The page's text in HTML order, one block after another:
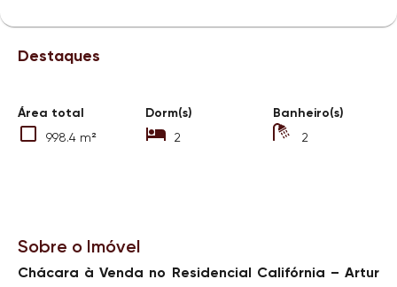
Destaques
Área total
998.4 m²
Dorm(s)
2
Banheiro(s)
2
Sobre o Imóvel
Chácara à Venda no Residencial Califórnia – Artur